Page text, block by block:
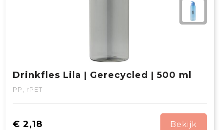
Drinkfles Lila | Gerecycled | 500 ml
PP, rPET
€ 2,18 Bekijk